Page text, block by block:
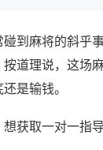
到麻将的斜乎
道理说，这场
是输钱。
获取一对一指